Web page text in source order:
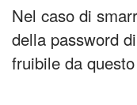
Nel caso di
della password
fruibile da